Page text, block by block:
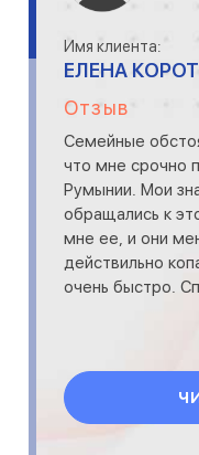
Имя клиента:
ЕЛЕНА
Отзыв
Семейные
что мне срочно
Румынии. Мои
обращались к
мне ее, и они
действильно
очень быстро.